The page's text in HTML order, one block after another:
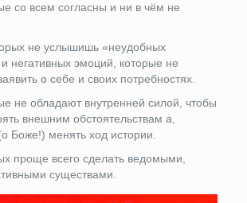
со всем согласны и ни в чём не
не услышишь «неудобных
негативных эмоций, которые не
о себе и своих потребностях.
не обладают внутренней силой, чтобы
внешним обстоятельствам а,
Боже!) менять ход истории.
проще всего сделать ведомыми,
существами.